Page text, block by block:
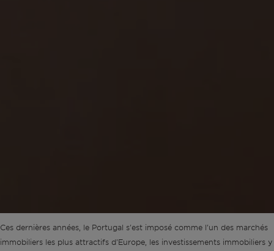
Ces dernières années, le Portugal s'est imposé comme l'un des marchés
immobiliers les plus attractifs d'Europe, les investissements immobiliers y